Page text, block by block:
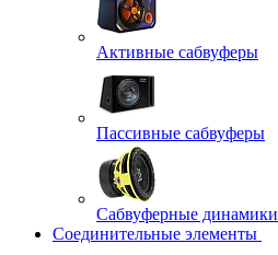
Активные сабвуферы
Пассивные сабвуферы
Сабвуферные динамики
Соединительные элементы